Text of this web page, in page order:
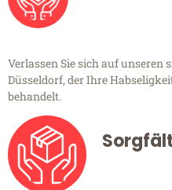
Verlassen Sie sich auf unseren
Düsseldorf, der Ihre
behandelt.